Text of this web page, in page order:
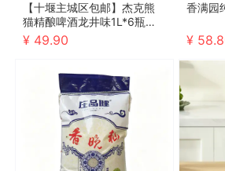
【十堰主城区包邮】杰克熊
猫精酿啤酒龙井味1L*6瓶（2
026年10月4号到期，介意勿
¥ 49.90
香满园
¥